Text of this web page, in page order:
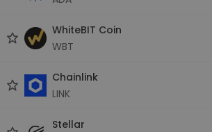
WhiteBIT Coin
WBT
Chainlink
LINK
Stellar